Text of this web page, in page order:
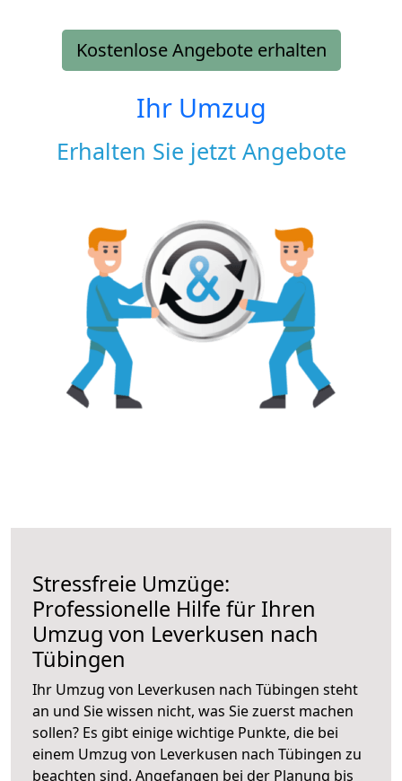
Kostenlose Angebote erhalten
Ihr Umzug
Erhalten Sie jetzt Angebote
Stressfreie Umzüge:
Professionelle Hilfe für Ihren
Umzug von Leverkusen nach
Tübingen
Ihr Umzug von Leverkusen nach Tübingen steht
an und Sie wissen nicht, was Sie zuerst machen
sollen? Es gibt einige wichtige Punkte, die bei
einem Umzug von Leverkusen nach Tübingen zu
beachten sind. Angefangen bei der Planung bis